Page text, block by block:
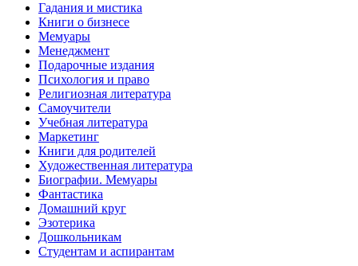
Гадания и мистика
Книги о бизнесе
Мемуары
Менеджмент
Подарочные издания
Психология и право
Религиозная литература
Самоучители
Учебная литература
Маркетинг
Книги для родителей
Художественная литература
Биографии. Мемуары
Фантастика
Домашний круг
Эзотерика
Дошкольникам
Студентам и аспирантам